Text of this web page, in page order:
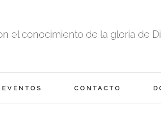
el conocimiento de la gloria de
EVENTOS CONTACTO